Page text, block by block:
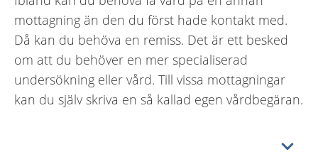
mottagning än den du först hade kontakt med.
Då kan du behöva en remiss. Det är ett besked
om att du behöver en mer specialiserad
undersökning eller vård. Till vissa mottagningar
kan du själv skriva en så kallad egen vårdbegäran.